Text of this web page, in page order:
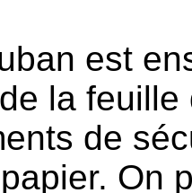
est
la
de
On